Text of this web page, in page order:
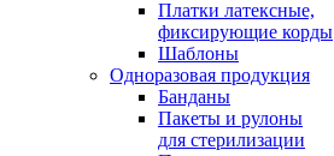
Платки латексные,
фиксирующие корды
Шаблоны
Одноразовая продукция
Банданы
Пакеты и рулоны
для стерилизации